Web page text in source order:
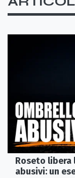
Roseto
abusivi: un